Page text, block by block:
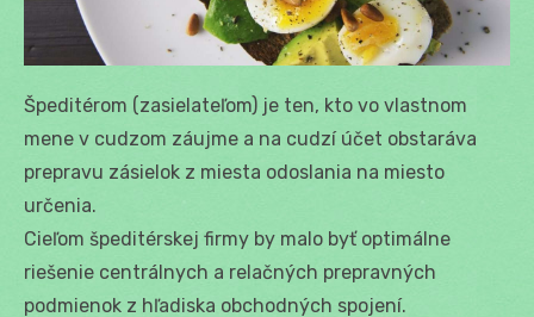
Špeditérom (zasielateľom) je ten, kto vo vlastnom
mene v cudzom záujme a na cudzí účet obstaráva
prepravu zásielok z miesta odoslania na miesto
určenia.
Cieľom špeditérskej firmy by malo byť optimálne
riešenie centrálnych a relačných prepravných
podmienok z hľadiska obchodných spojení.